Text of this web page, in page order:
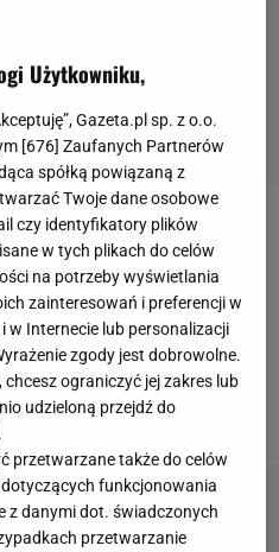
gorzowskiej
po 18 spotkaniach
ostatni weekend drużyna
lubuskim bez
na własnym boisku
Użytkowniku,
Gazeta.pl sp. z o.o.
[676] Zaufanych Partnerów
spółką powiązaną z
Twoje dane osobowe
czy identyfikatory plików
w tych plikach do celów
na potrzeby wyświetlania
zainteresowań i preferencji w
w Internecie lub personalizacji
zgody jest dobrowolne.
ograniczyć jej zakres lub
udzieloną przejdź do
przetwarzane także do celów
funkcjonowania
z danymi dot. świadczonych
przetwarzanie